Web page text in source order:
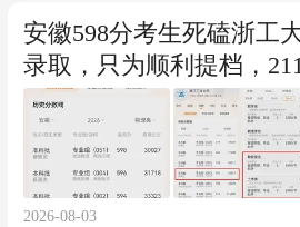
安徽598分考生死磕浙工
录取，只为顺利提档，
大也不选
2026-08-03